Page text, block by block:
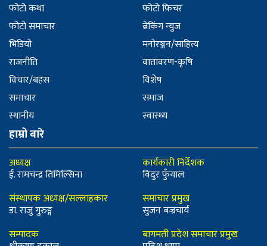
फोटो कथा
फोटो फिचर
फोटो समाचार
ब्रेकिंग न्युज
भिडियो
मनोरञ्जन/साहित्य
राजनीति
वातावरण-कृषि
विचार/बहस
विशेष
समाचार
समाज
स्थानीय
स्वास्थ्य
हाम्रो बारे
अध्यक्ष
ई. रामचन्द्र तिमिल्सिना
संस्थापक अध्यक्ष/सल्लाहकार
डा. राजु गुरुङ्ग
सम्पादक
कार्यकारी निर्देशक
विदुर फुँयाल
समाचार प्रमुख
सुजन बज्रचार्य
बागमती प्रदेश समाचार प्रमुख